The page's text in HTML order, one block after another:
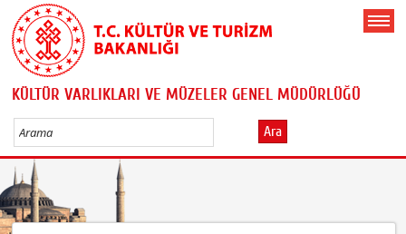
KÜLTÜR VARLIKLARI VE MÜZELER GENEL MÜDÜRLÜĞÜ
Ara